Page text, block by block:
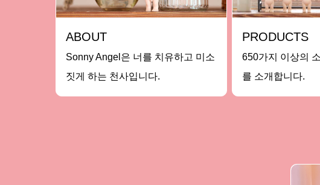
ABOUT
Sonny Angel은 너를 치유하고 미소
짓게 하는 천사입니다.
PRODUCTS
650가지 이상의
를 소개합니다.